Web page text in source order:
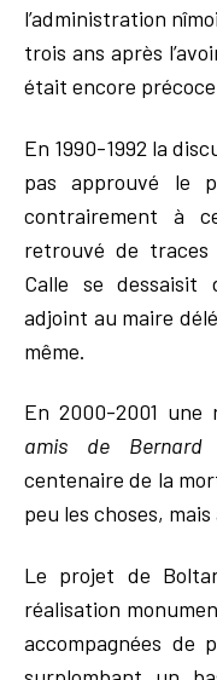
l’administration
trois ans après
était encore
En 1990-1992 la
pas approuvé le
contrairement à
retrouvé de traces
Calle se dessaisit
adjoint au maire
même.
En 2000-2001 une
amis de Bernard
centenaire de la
peu les choses,
Le projet de
réalisation
accompagnées de